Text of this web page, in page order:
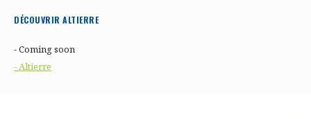
DÉCOUVRIR ALTIERRE
- Coming soon
- Altierre